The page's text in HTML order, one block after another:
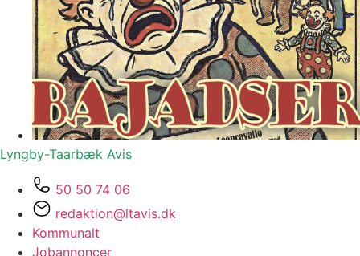
Lyngby-Taarbæk Avis
50 50 74 06
redaktion@ltavis.dk
Kommunalt
Jobannoncer